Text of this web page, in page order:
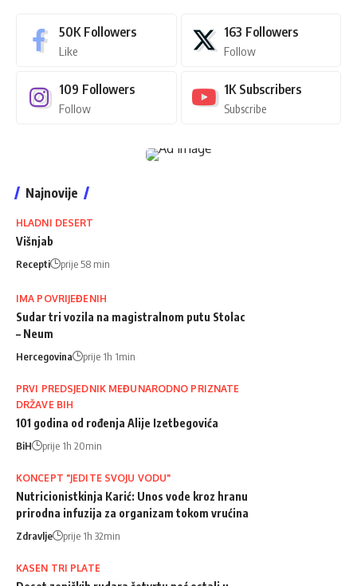
50K Followers
Like
163 Followers
Follow
109 Followers
Follow
1K Subscribers
Subscribe
Najnovije
HLADNI DESERT
Višnjab
Recepti prije 58 min
IMA POVRIJEĐENIH
Sudar tri vozila na magistralnom putu Stolac
– Neum
Hercegovina prije 1h 1min
PRVI PREDSJEDNIK MEĐUNARODNO PRIZNATE
DRŽAVE BIH
101 godina od rođenja Alije Izetbegovića
BiH prije 1h 20min
KONCEPT "JEDITE SVOJU VODU"
Nutricionistkinja Karić: Unos vode kroz hranu
prirodna infuzija za organizam tokom vrućina
Zdravlje prije 1h 32min
KASEN TRI PLATE